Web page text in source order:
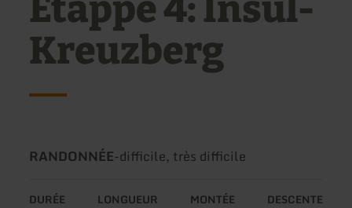
Etappe 4: Insul-
Kreuzberg
Type
circuit:
RANDONNÉE-Difficulté:
difficile, très difficile
DURÉE LONGUEUR MONTÉE DESCENTE